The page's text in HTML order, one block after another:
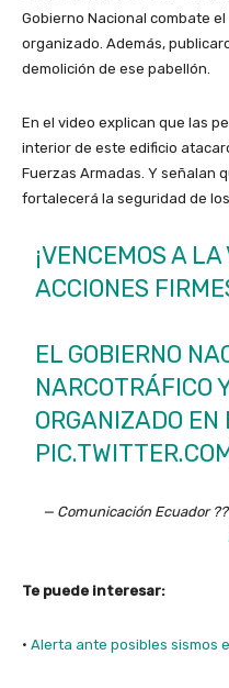
Gobierno Nacional combate
organizado. Además,
demolición de ese pabellón.
En el video explican que las
interior de este edificio
Fuerzas Armadas. Y señalan
fortalecerá la seguridad de
¡VENCEMOS A
ACCIONES
EL GOBIERNO
NARCOTRÁFICO
ORGANIZADO EN
— Comunicación Ecuador
Te puede interesar:
· Alerta ante posibles sismos